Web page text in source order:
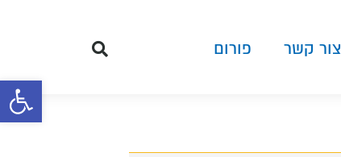
פתח
צור קשר פורום